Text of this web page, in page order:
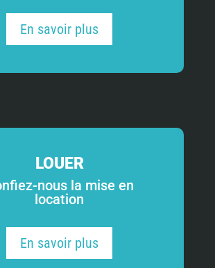
En savoir plus
LOUER
nous la mise en
location
En savoir plus